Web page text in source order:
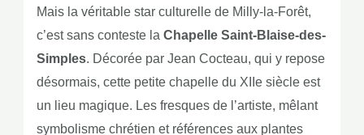
Mais la véritable star culturelle de Milly-la-Forêt,
c’est sans conteste la Chapelle Saint-Blaise-des-
Simples. Décorée par Jean Cocteau, qui y repose
désormais, cette petite chapelle du XIIe siècle est
un lieu magique. Les fresques de l’artiste, mêlant
symbolisme chrétien et références aux plantes